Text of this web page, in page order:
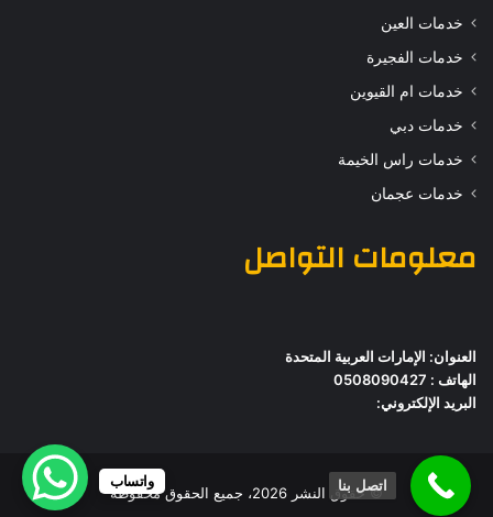
خدمات العين
خدمات الفجيرة
خدمات ام القيوين
خدمات دبي
خدمات راس الخيمة
خدمات عجمان
معلومات التواصل
العنوان: الإمارات العربية المتحدة
الهاتف : 0508090427
البريد الإلكتروني:
© حقوق النشر 2026، جميع الحقوق محفوظة
واتساب اتصل بنا